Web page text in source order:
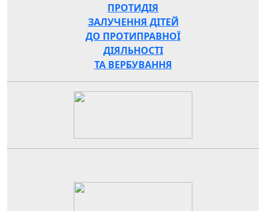
ПРОТИДІЯ
ЗАЛУЧЕННЯ ДІТЕЙ
ДО ПРОТИПРАВНОЇ
ДІЯЛЬНОСТІ
ТА ВЕРБУВАННЯ